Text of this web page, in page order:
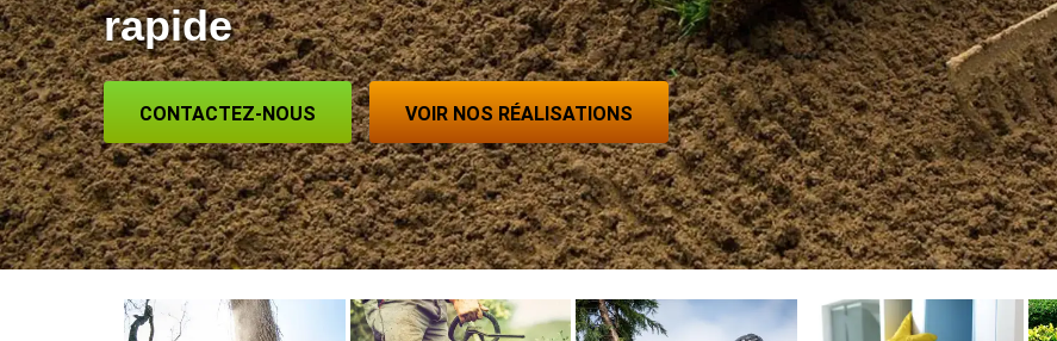
rapide
CONTACTEZ-NOUS VOIR NOS RÉALISATIONS